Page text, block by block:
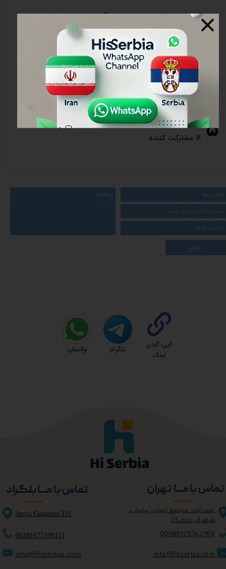
این انتقال ممکن است یک گام مهم در حرکت
بازیکن ایرانی به یک لیگ برتر اروپا باشد و
امیدواریم که بتواند با عملکرد خود درباشگاه ستاره
سرخ بلگراد موفقیت های بیشتری را کسب کند و
نام ایران را در صحنه بین المللی فوتبال به ارزش
برساند.
۵ از ۵
۱۶ مشارکت کننده
کپی کردن
لینک
تلگرام واتساپ
ارسال
تماس با مــــا تهران
جنت آباد، مجتمع تجاری نیایش،
طبقه 3، پلاک 73
00989129742769
info@Hiserbia.com
تماس با مــــا بلگراد
Jurija Gagarina 231
info@Hiserbia.com
00381677100111